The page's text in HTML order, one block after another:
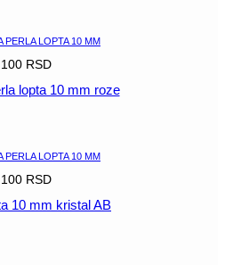
PERLA LOPTA 10 MM
100 RSD
lopta 10 mm roze
PERLA LOPTA 10 MM
100 RSD
10 mm kristal AB